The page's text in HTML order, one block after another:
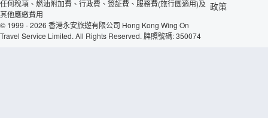
任何稅項、燃油附加費、行政費、簽証費、服務費(旅行團適用)及
其他應繳費用
© 1999 - 2026 香港永安旅遊有限公司 Hong Kong Wing On
Travel Service Limited. All Rights Reserved. 牌照號碼: 350074
政策